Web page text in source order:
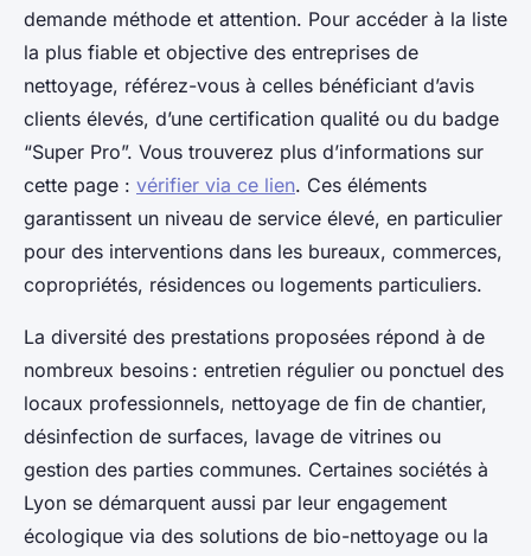
demande méthode et attention. Pour accéder à la liste
la plus fiable et objective des entreprises de
nettoyage, référez-vous à celles bénéficiant d’avis
clients élevés, d’une certification qualité ou du badge
“Super Pro”. Vous trouverez plus d’informations sur
cette page : vérifier via ce lien. Ces éléments
garantissent un niveau de service élevé, en particulier
pour des interventions dans les bureaux, commerces,
copropriétés, résidences ou logements particuliers.
La diversité des prestations proposées répond à de
nombreux besoins : entretien régulier ou ponctuel des
locaux professionnels, nettoyage de fin de chantier,
désinfection de surfaces, lavage de vitrines ou
gestion des parties communes. Certaines sociétés à
Lyon se démarquent aussi par leur engagement
écologique via des solutions de bio-nettoyage ou la